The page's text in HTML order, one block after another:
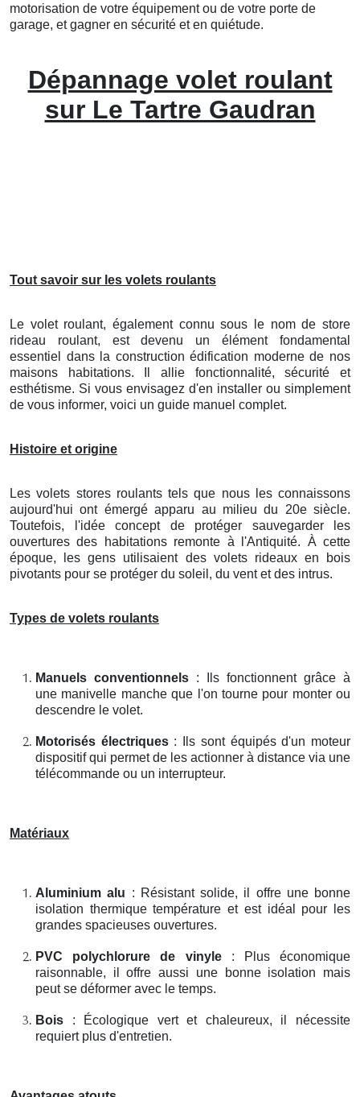
motorisation de votre équipement ou de votre porte de
garage, et gagner en sécurité et en quiétude.
Dépannage volet roulant
sur Le Tartre Gaudran
Tout savoir sur les volets roulants
Le volet roulant, également connu sous le nom de store
rideau roulant, est devenu un élément fondamental
essentiel dans la construction édification moderne de nos
maisons habitations. Il allie fonctionnalité, sécurité et
esthétisme. Si vous envisagez d'en installer ou simplement
de vous informer, voici un guide manuel complet.
Histoire et origine
Les volets stores roulants tels que nous les connaissons
aujourd'hui ont émergé apparu au milieu du 20e siècle.
Toutefois, l'idée concept de protéger sauvegarder les
ouvertures des habitations remonte à l'Antiquité. À cette
époque, les gens utilisaient des volets rideaux en bois
pivotants pour se protéger du soleil, du vent et des intrus.
Types de volets roulants
Manuels conventionnels : Ils fonctionnent grâce à
une manivelle manche que l'on tourne pour monter ou
descendre le volet.
Motorisés électriques: Ils sont équipés d'un moteur
dispositif qui permet de les actionner à distance via une
télécommande ou un interrupteur.
Matériaux
Aluminium alu : Résistant solide, il offre une bonne
isolation thermique température et est idéal pour les
grandes spacieuses ouvertures.
PVC polychlorure de vinyle: Plus économique
raisonnable, il offre aussi une bonne isolation mais
peut se déformer avec le temps.
Bois : Écologique vert et chaleureux, il nécessite
requiert plus d'entretien.